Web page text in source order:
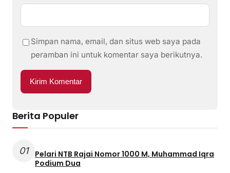
Simpan nama, email, dan situs web saya pada
peramban ini untuk komentar saya berikutnya.
Berita Populer
01
Pelari NTB Rajai Nomor 1000 M, Muhammad Iqra
Podium Dua